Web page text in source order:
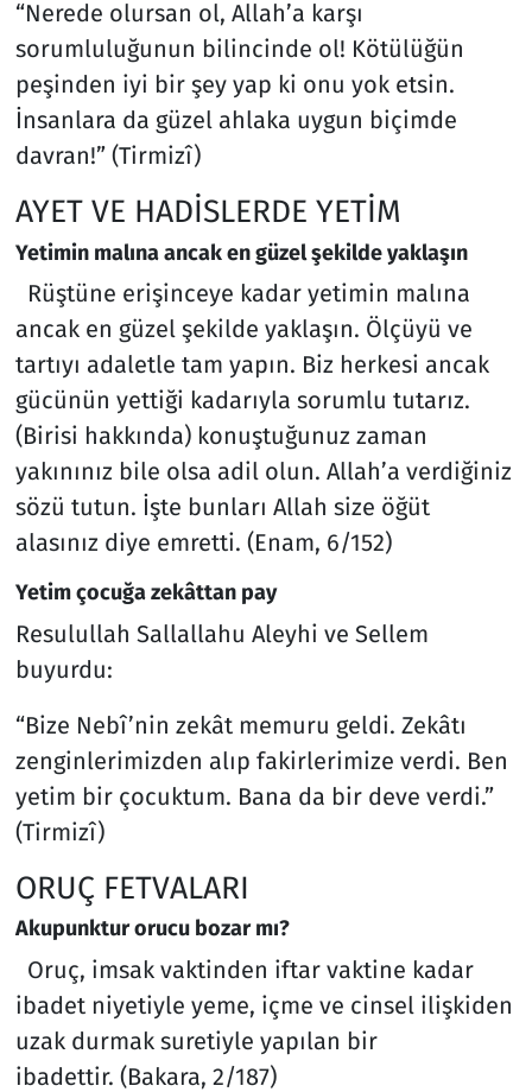
“Nerede olursan ol, Allah’a karşı
sorumluluğunun bilincinde ol! Kötülüğün
peşinden iyi bir şey yap ki onu yok etsin.
İnsanlara da güzel ahlaka uygun biçimde
davran!” (Tirmizî)
AYET VE HADİSLERDE YETİM
Yetimin malına ancak en güzel şekilde yaklaşın
Rüştüne erişinceye kadar yetimin malına
ancak en güzel şekilde yaklaşın. Ölçüyü ve
tartıyı adaletle tam yapın. Biz herkesi ancak
gücünün yettiği kadarıyla sorumlu tutarız.
(Birisi hakkında) konuştuğunuz zaman
yakınınız bile olsa adil olun. Allah’a verdiğiniz
sözü tutun. İşte bunları Allah size öğüt
alasınız diye emretti. (Enam, 6/152)
Yetim çocuğa zekâttan pay
Resulullah Sallallahu Aleyhi ve Sellem
buyurdu:
“Bize Nebî’nin zekât memuru geldi. Zekâtı
zenginlerimizden alıp fakirlerimize verdi. Ben
yetim bir çocuktum. Bana da bir deve verdi.”
(Tirmizî)
ORUÇ FETVALARI
Akupunktur orucu bozar mı?
Oruç, imsak vaktinden iftar vaktine kadar
ibadet niyetiyle yeme, içme ve cinsel ilişkiden
uzak durmak suretiyle yapılan bir
ibadettir. (Bakara, 2/187)